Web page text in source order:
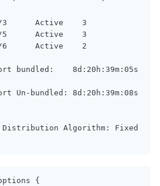
bundled:    8d:20h:39m:05s
Un-bundled: 8d:20h:39m:08s
Distribution Algorithm: Fixed
{